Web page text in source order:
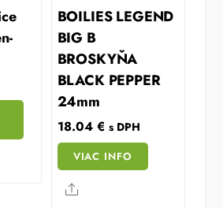
BOILIES LEGEND
BIG B
BROSKYŇA
BLACK PEPPER
24mm
18.04 € s DPH
VIAC INFO
Share